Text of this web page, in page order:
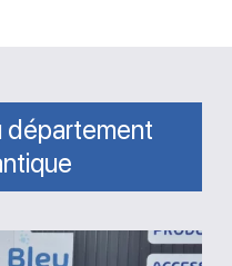
département